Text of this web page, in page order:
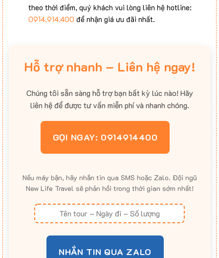
theo thời điểm, quý khách vui lòng liên hệ hotline:
0914.914.400 để nhận giá ưu đãi nhất.
Hỗ trợ nhanh – Liên hệ ngay!
Chúng tôi sẵn sàng hỗ trợ bạn bất kỳ lúc nào! Hãy
liên hệ để được tư vấn miễn phí và nhanh chóng.
GỌI NGAY: 0914914400
Nếu máy bận, hãy nhắn tin qua SMS hoặc Zalo. Đội ngũ
New Life Travel sẽ phản hồi trong thời gian sớm nhất!
NHẮN TIN QUA ZALO